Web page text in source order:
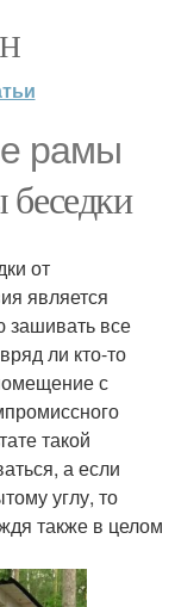
рамы
беседки
от
является
зашивать все
ли кто-то
с
такой
а если
углу, то
также в целом